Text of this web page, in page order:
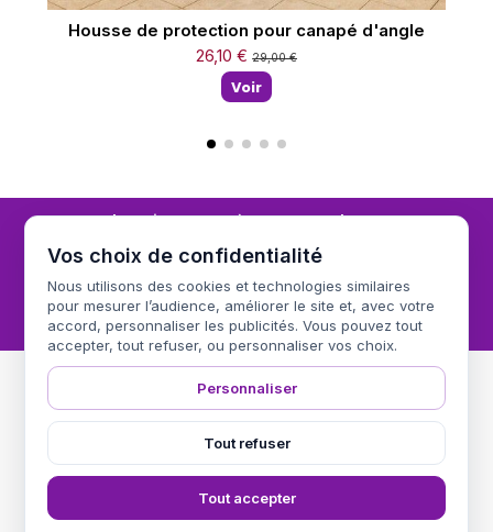
Housse de protection pour canapé d'angle
26,10 €29,00 €
Voir
Inscrivez vous à notre newsletter
Vous pouvez vous désinscrire à tout moment. Vous trouverez pour cela nos
informations de contact dans les conditions d'utilisation du site.
Vos choix de confidentialité
Nous utilisons des cookies et technologies similaires
pour mesurer l’audience, améliorer le site et, avec votre
accord, personnaliser les publicités. Vous pouvez tout
accepter, tout refuser, ou personnaliser vos choix.
Personnaliser
Tout refuser
Tout accepter